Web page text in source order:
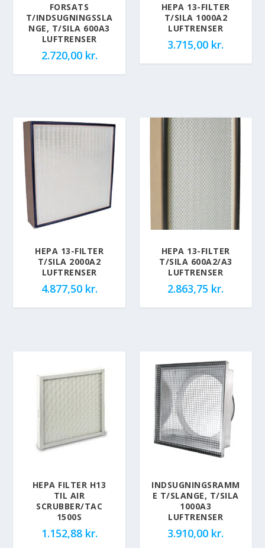
FORSATS
T/INDSUGNINGSSLA
NGE, T/SILA 600A3
LUFTRENSER
2.720,00 kr.
HEPA 13-FILTER
T/SILA 1000A2
LUFTRENSER
3.715,00 kr.
HEPA 13-FILTER
T/SILA 2000A2
LUFTRENSER
4.877,50 kr.
HEPA 13-FILTER
T/SILA 600A2/A3
LUFTRENSER
2.863,75 kr.
HEPA FILTER H13
TIL AIR
SCRUBBER/TAC
1500S
1.152,88 kr.
INDSUGNINGSRAMM
E T/SLANGE, T/SILA
1000A3
LUFTRENSER
3.910,00 kr.